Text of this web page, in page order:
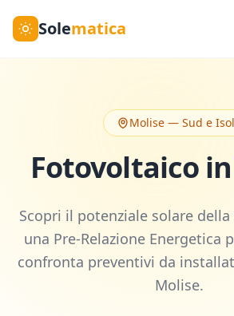
Solematica
Molise — Sud e
Fotovoltaico in
Scopri il potenziale solare della
una Pre-Relazione Energetica
confronta preventivi da
Molise.